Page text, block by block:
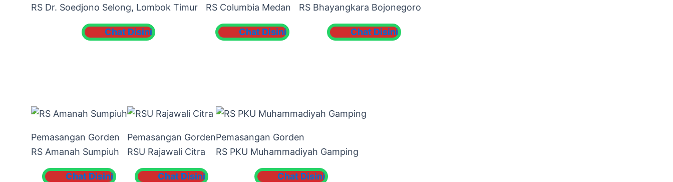
RS Dr. Soedjono Selong, Lombok Timur
Chat Disini
RS Columbia Medan
Chat Disini
RS Bhayangkara Bojonegoro
Chat Disini
Pemasangan Gorden
RS Amanah Sumpiuh
Chat Disini
Pemasangan Gorden
RSU Rajawali Citra
Chat Disini
Pemasangan Gorden
RS PKU Muhammadiyah Gamping
Chat Disini